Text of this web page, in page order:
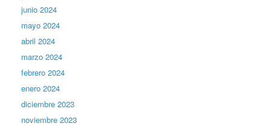
junio 2024
mayo 2024
abril 2024
marzo 2024
febrero 2024
enero 2024
diciembre 2023
noviembre 2023